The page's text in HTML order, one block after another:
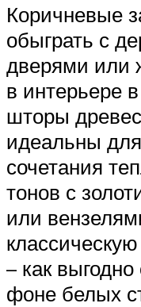
Коричневые
обыграть с
дверями или
в интерьере
шторы
идеальны
сочетания
тонов с
или
– как
фоне белых